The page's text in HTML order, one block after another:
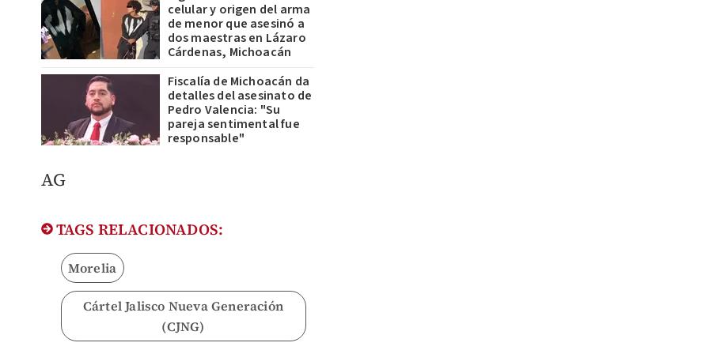
celular y origen del arma
de menor que asesinó a
dos maestras en Lázaro
Cárdenas, Michoacán
Fiscalía de Michoacán da
detalles del asesinato de
Pedro Valencia: "Su
pareja sentimental fue
responsable"
AG
TAGS RELACIONADOS:
Morelia
Cártel Jalisco Nueva Generación
(CJNG)